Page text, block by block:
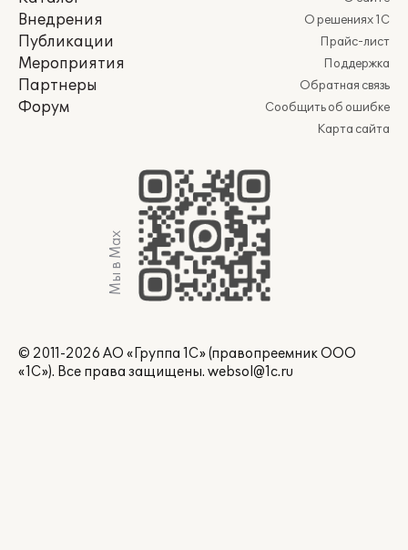
Внедрения
Публикации
Мероприятия
Партнеры
Форум
О решениях 1С
Прайс-лист
Поддержка
Обратная связь
Сообщить об ошибке
Карта сайта
Мы в Max
© 2011-2026 АО «Группа 1С» (правопреемник ООО
«1С»). Все права защищены. websol@1c.ru